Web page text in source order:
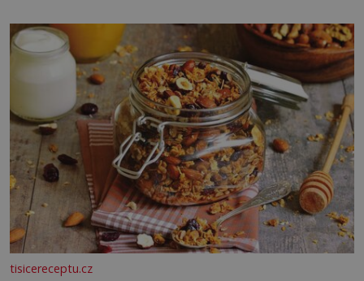
posypání Postup: Oddělte žloutky od bílků. Žloutky
vyšlehejte s cukrem do světlé pěny a postupně do nich
vmíchejte mascarpone, aby vznikl hladký
tisicereceptu.cz